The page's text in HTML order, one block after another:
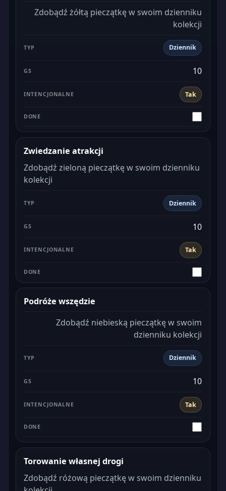
Zdobądź żółtą pieczątkę w swoim dzienniku
kolekcji
Dziennik
Tak
10
Zwiedzanie atrakcji
Zdobądź zieloną pieczątkę w swoim dzienniku
kolekcji
Dziennik
Tak
10
Podróże wszędzie
Zdobądź niebieską pieczątkę w swoim
dzienniku kolekcji
Dziennik
Tak
10
Torowanie własnej drogi
Zdobądź różową pieczątkę w swoim dzienniku